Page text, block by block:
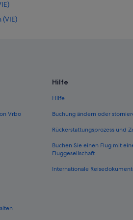
(VIE)
(VIE)
(VIE)
Vrbo
Hilfe
Hilfe
Buchung ändern oder
Rückerstattungsprozess und
Buchen Sie einen Flug mit
Fluggesellschaft
Internationale